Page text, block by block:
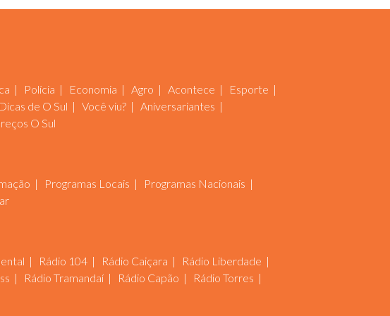
Polícia Economia Agro Acontece
Esporte
Dicas de O Sul Você viu?
Aniversariantes
O Sul
Programas Locais
Programas Nacionais
Rádio 104 Rádio Caiçara
Rádio Liberdade
Rádio Tramandaí Rádio Capão
Rádio Torres